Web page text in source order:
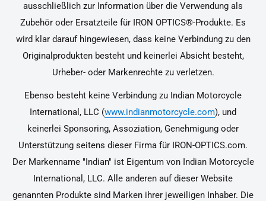
ausschließlich zur Information über die Verwendung als
Zubehör oder Ersatzteile für IRON OPTICS®-Produkte. Es
wird klar darauf hingewiesen, dass keine Verbindung zu den
Originalprodukten besteht und keinerlei Absicht besteht,
Urheber- oder Markenrechte zu verletzen.
Ebenso besteht keine Verbindung zu Indian Motorcycle
International, LLC (www.indianmotorcycle.com), und
keinerlei Sponsoring, Assoziation, Genehmigung oder
Unterstützung seitens dieser Firma für IRON-OPTICS.com.
Der Markenname "Indian" ist Eigentum von Indian Motorcycle
International, LLC. Alle anderen auf dieser Website
genannten Produkte sind Marken ihrer jeweiligen Inhaber. Die